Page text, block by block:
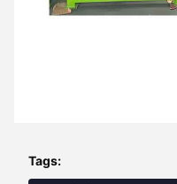
Tags: